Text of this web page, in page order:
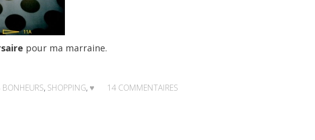
pour ma marraine.
BONHEURS, SHOPPING, ♥ 14 COMMENTAIRES